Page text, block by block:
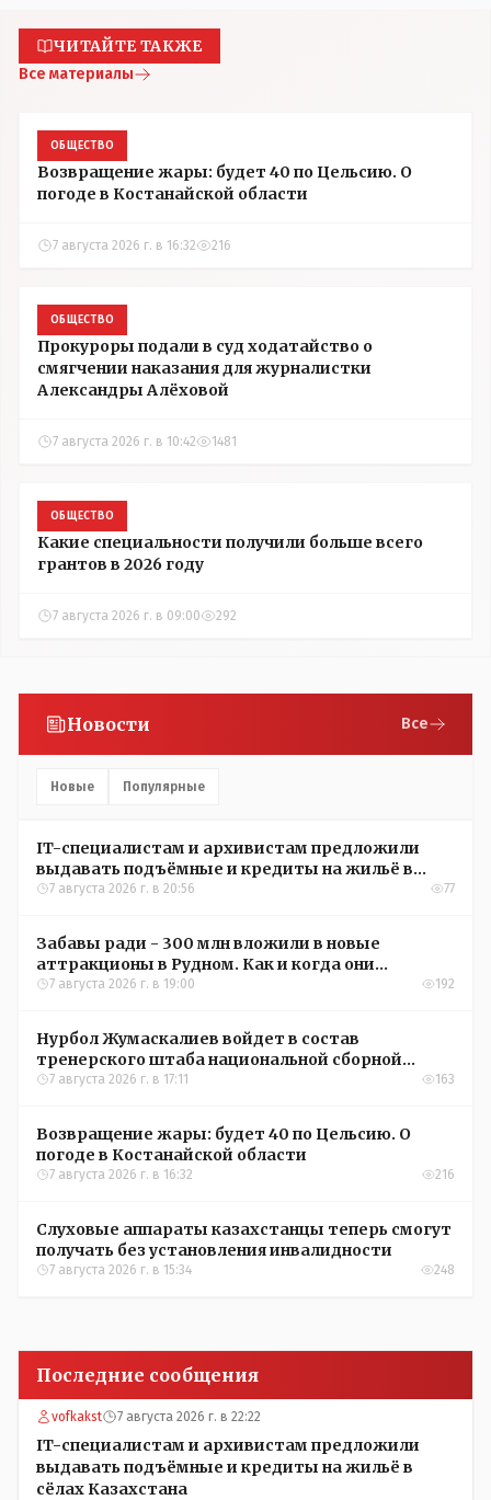
ЧИТАЙТЕ ТАКЖЕ
Все материалы
ОБЩЕСТВО
Возвращение жары: будет 40 по Цельсию. О
погоде в Костанайской области
7 августа 2026 г. в 16:32 216
ОБЩЕСТВО
Прокуроры подали в суд ходатайство о
смягчении наказания для журналистки
Александры Алёховой
7 августа 2026 г. в 10:42 1481
ОБЩЕСТВО
Какие специальности получили больше всего
грантов в 2026 году
7 августа 2026 г. в 09:00 292
Новости Все
Новые Популярные
IT-специалистам и архивистам предложили
выдавать подъёмные и кредиты на жильё в
сёлах Казахстана
7 августа 2026 г. в 20:56 77
Забавы ради - 300 млн вложили в новые
аттракционы в Рудном. Как и когда они
окупятся?
7 августа 2026 г. в 19:00 192
Нурбол Жумаскалиев войдет в состав
тренерского штаба национальной сборной
Казахстана по футболу
7 августа 2026 г. в 17:11 163
Возвращение жары: будет 40 по Цельсию. О
погоде в Костанайской области
7 августа 2026 г. в 16:32 216
Слуховые аппараты казахстанцы теперь смогут
получать без установления инвалидности
7 августа 2026 г. в 15:34 248
Последние сообщения
vofkakst 7 августа 2026 г. в 22:22
IT-специалистам и архивистам предложили
выдавать подъёмные и кредиты на жильё в
сёлах Казахстана